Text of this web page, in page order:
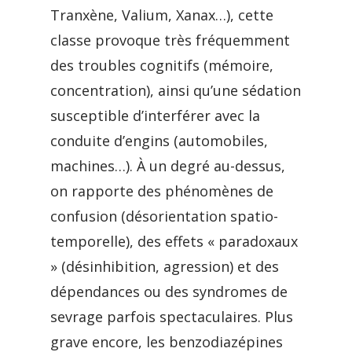
Tranxène, Valium, Xanax…), cette
classe provoque très fréquemment
des troubles cognitifs (mémoire,
concentration), ainsi qu’une sédation
susceptible d’interférer avec la
conduite d’engins (automobiles,
machines…). À un degré au-dessus,
on rapporte des phénomènes de
confusion (désorientation spatio-
temporelle), des effets « paradoxaux
» (désinhibition, agression) et des
dépendances ou des syndromes de
sevrage parfois spectaculaires. Plus
grave encore, les benzodiazépines